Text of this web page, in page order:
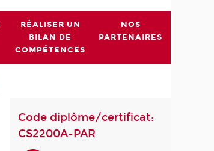
RÉALISER UN
BILAN DE
COMPÉTENCES
NOS
PARTENAIRES
Code diplôme/certificat:
CS2200A-PAR